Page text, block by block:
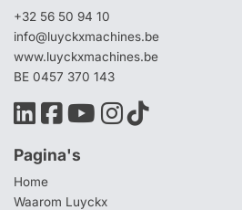
+32 56 50 94 10
info@luyckxmachines.be
www.luyckxmachines.be
BE 0457 370 143
Pagina's
Home
Waarom Luyckx